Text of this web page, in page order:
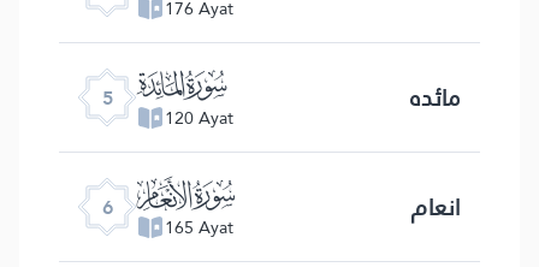
176 Ayat
5 ﮑ
120 Ayat مائده
6 ﮒ
165 Ayat انعام